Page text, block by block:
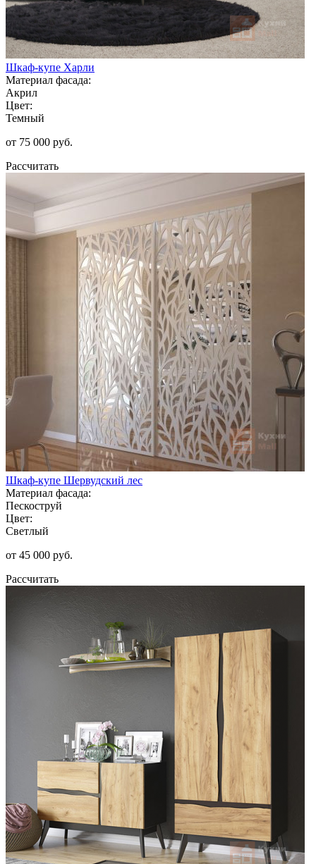
Шкаф-купе Харли
Материал фасада:
Акрил
Цвет:
Темный
от 75 000 руб.
Рассчитать
Шкаф-купе Шервудский лес
Материал фасада:
Пескоструй
Цвет:
Светлый
от 45 000 руб.
Рассчитать